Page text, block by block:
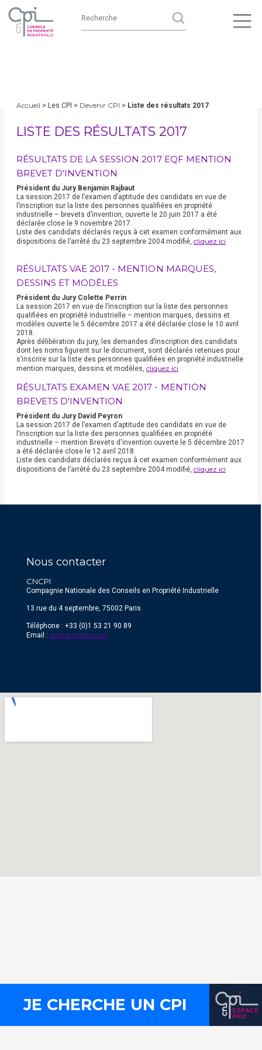
Accueil > Les CPI > Devenir CPI > Liste des résultats 2017
LISTE DES RÉSULTATS 2017
RÉSULTATS DE LA SESSION 2017 EQF MENTION
BREVET D'INVENTION
Président du Jury Benjamin Rajbaut
La session 2017 de l’examen d’aptitude des candidats en vue de
l’inscription sur la liste des personnes qualifiées en propriété
industrielle – brevets d’invention, ouverte le 20 juin 2017 a été
déclarée close le 9 novembre 2017.
Liste des candidats déclarés reçus à cet examen conformément aux
dispositions de l’arrêté du 23 septembre 2004 modifié, cliquez ici
RÉSULTATS VAE 2017 - MENTION MARQUES,
DESSINS ET MODÈLES
Président du Jury Colette Perrin
La session 2017 en vue de l’inscription sur la liste des personnes
qualifiées en propriété industrielle – mention marques, dessins et
modèles ouverte le 5 décembre 2017 a été déclarée close le 10 avril
2018.
Après délibération du jury, les demandes d’inscription des candidats
dont les noms figurent sur le document, sont déclarés retenues pour
s’inscrire sur la liste des personnes qualifiées en propriété industrielle
mention marques, dessins et modèles, cliquez ici
RÉSULTATS EXAMEN VAE 2017 - MENTION
BREVETS D'INVENTION
Président du Jury David Peyron
La session 2017 de l’examen d’aptitude des candidats en vue de
l’inscription sur la liste des personnes qualifiées en propriété
industrielle – mention Brevets d'invention ouverte le 5 décembre 2017
a été déclarée close le 12 avril 2018.
Liste des candidats déclarés reçus à cet examen conformément aux
dispositions de l’arrêté du 23 septembre 2004 modifié, cliquez ici
Nous contacter
CNCPI
Compagnie Nationale des Conseils en Propriété Industrielle
13 rue du 4 septembre, 75002 Paris
Téléphone : +33 (0)1 53 21 90 89
Email : contact@cncpi.fr
JE CHERCHE UN CPI